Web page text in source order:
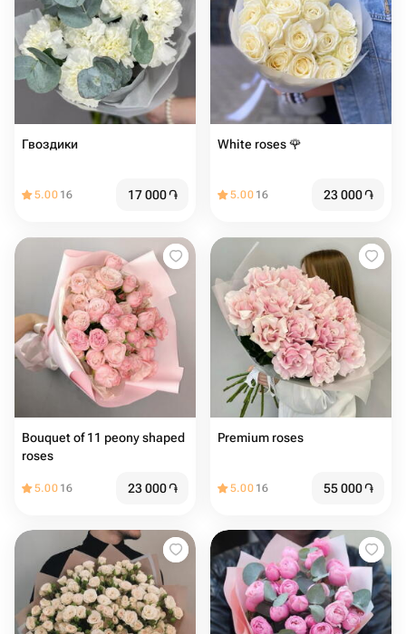
Гвоздики
5.00 16 17 000֏
White roses 🌹
5.00 16 23 000֏
Bouquet of 11 peony shaped
roses
5.00 16 23 000֏
Premium roses
5.00 16 55 000֏